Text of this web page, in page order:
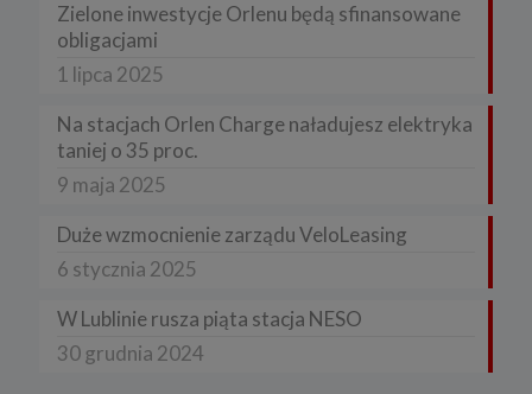
Zielone inwestycje Orlenu będą sfinansowane
obligacjami
1 lipca 2025
Na stacjach Orlen Charge naładujesz elektryka
taniej o 35 proc.
9 maja 2025
Duże wzmocnienie zarządu VeloLeasing
6 stycznia 2025
W Lublinie rusza piąta stacja NESO
30 grudnia 2024